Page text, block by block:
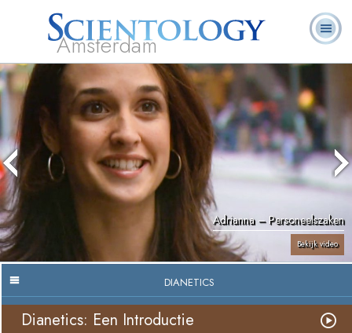
Amsterdam
Over
L. Ron
Hubbard
Scientology?
Pastoraal
Werkers
Veelgestelde
vragen
Adrianna – Personeelszaken
Bekijk video
DIANETICS
Dianetics: Een Introductie